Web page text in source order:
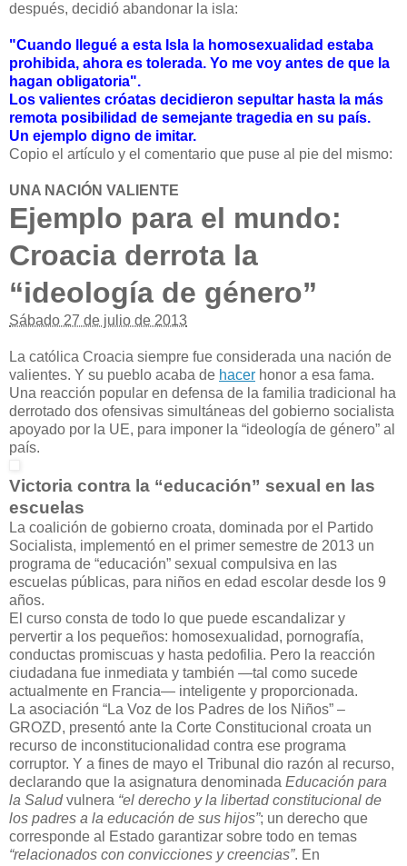
después, decidió abandonar la isla:
"Cuando llegué a esta Isla la homosexualidad estaba
prohibida, ahora es tolerada. Yo me voy antes de que la
hagan obligatoria".
Los valientes cróatas decidieron sepultar hasta la más
remota posibilidad de semejante tragedia en su país.
Un ejemplo digno de imitar.
Copio el artículo y el comentario que puse al pie del mismo:
UNA NACIÓN VALIENTE
Ejemplo para el mundo:
Croacia derrota la
“ideología de género”
Sábado 27 de julio de 2013
La católica Croacia siempre fue considerada una nación de
valientes. Y su pueblo acaba de hacer honor a esa fama.
Una reacción popular en defensa de la familia tradicional ha
derrotado dos ofensivas simultáneas del gobierno socialista
apoyado por la UE, para imponer la “ideología de género” al
país.
Victoria contra la “educación” sexual en las
escuelas
La coalición de gobierno croata, dominada por el Partido
Socialista, implementó en el primer semestre de 2013 un
programa de “educación” sexual compulsiva en las
escuelas públicas, para niños en edad escolar desde los 9
años.
El curso consta de todo lo que puede escandalizar y
pervertir a los pequeños: homosexualidad, pornografía,
conductas promiscuas y hasta pedofilia. Pero la reacción
ciudadana fue inmediata y también —tal como sucede
actualmente en Francia— inteligente y proporcionada.
La asociación “La Voz de los Padres de los Niños” –
GROZD, presentó ante la Corte Constitucional croata un
recurso de inconstitucionalidad contra ese programa
corruptor. Y a fines de mayo el Tribunal dio razón al recurso,
declarando que la asignatura denominada Educación para
la Salud vulnera “el derecho y la libertad constitucional de
los padres a la educación de sus hijos”; un derecho que
corresponde al Estado garantizar sobre todo en temas
“relacionados con convicciones y creencias”. En